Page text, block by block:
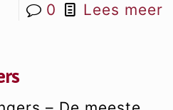
0 Lees meer